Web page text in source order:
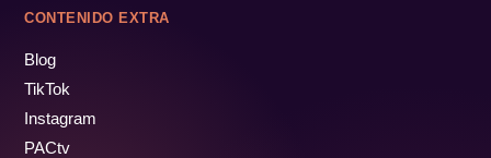
CONTENIDO EXTRA
Blog
TikTok
Instagram
PACtv